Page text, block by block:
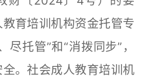
育培训机构资金托管专
尽托管”和“消拨同步”，
。社会成人教育培训机